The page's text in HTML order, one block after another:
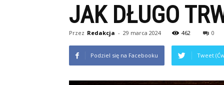
JAK DŁUGO
Przez Redakcja - 29 marca 2024 462 0
Podziel się na Facebooku Tweet